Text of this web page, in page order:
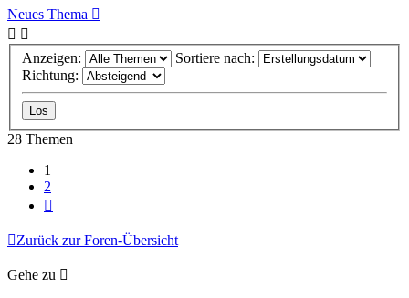
Neues Thema
Anzeigen:
Sortiere nach:
Richtung:
28 Themen
1
2
Zurück zur Foren-Übersicht
Gehe zu